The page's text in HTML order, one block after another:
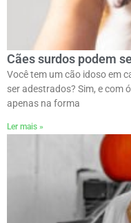
Cães surdos podem
Você tem um cão idoso em
ser adestrados? Sim, e com
apenas na forma
Ler mais »